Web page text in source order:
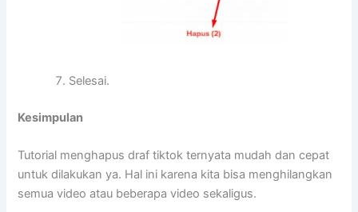
Selesai.
Kesimpulan
Tutorial menghapus draf tiktok ternyata mudah dan cepat
untuk dilakukan ya. Hal ini karena kita bisa menghilangkan
semua video atau beberapa video sekaligus.